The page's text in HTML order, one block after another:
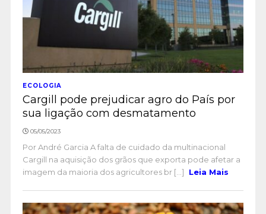
ECOLOGIA
Cargill pode prejudicar agro do País por
sua ligação com desmatamento
05/05/2023
Por André Garcia A falta de cuidado da multinacional
Cargill na aquisição dos grãos que exporta pode afetar a
imagem da maioria dos agricultores br [...]
Leia Mais